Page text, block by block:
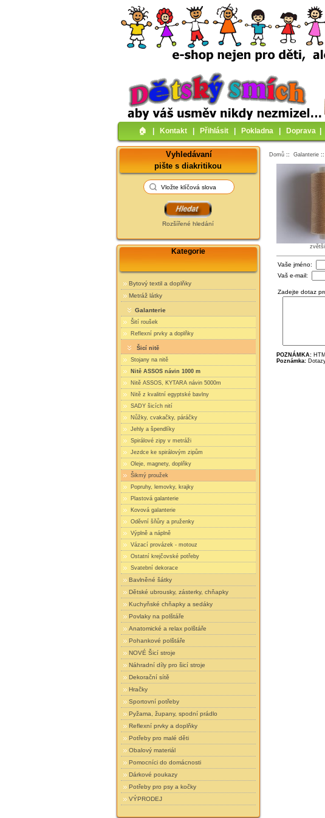
🏠︎ Kontakt Přihlásit Pokladna Doprava
Vyhledávaní
pište s diakritikou
Rozšířené hledání
Kategorie
Bytový textil a doplňky
Metráž látky
Galanterie
Šití roušek
Reflexní prvky a doplňky
Šicí nitě
Stojany na nitě
Nitě ASSOS návin 1000 m
Nitě ASSOS, KYTARA návin 5000m
Nitě z kvalitní egyptské bavlny
SADY šicích nití
Nůžky, cvakačky, páráčky
Jehly a špendlíky
Spirálové zipy v metráži
Jezdce ke spirálovým zipům
Oleje, magnety, doplňky
Šikmý proužek
Popruhy, lemovky, krajky
Plastová galanterie
Kovová galanterie
Oděvní šňůry a pruženky
Výplně a náplně
Vázací provázek - motouz
Ostatní krejčovské potřeby
Svatební dekorace
Bavlněné šátky
Dětské ubrousky, zásterky, chňapky
Kuchyňské chňapky a sedáky
Povlaky na polštáře
Anatomické a relax polštáře
Pohankové polštáře
NOVÉ Šicí stroje
Náhradní díly pro šicí stroje
Dekorační sítě
Hračky
Sportovní potřeby
Pyžama, župany, spodní prádlo
Reflexní prvky a doplňky
Potřeby pro malé děti
Obalový materiál
Pomocníci do domácnosti
Dárkové poukazy
Potřeby pro psy a kočky
VÝPRODEJ
Domů ::Galanterie
Vaše jméno:
Vaš e-mail:
Zadejte dotaz
POZNÁMKA:
Poznámka: